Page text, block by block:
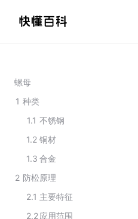
螺母
1 种类
1.1 不锈钢
1.2 铜材
1.3 合金
2 防松原理
2.1 主要特征
2.2应用范围